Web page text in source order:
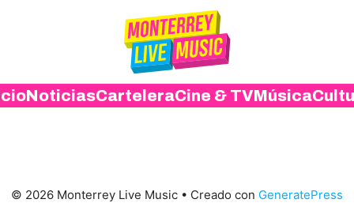
NoticiasCarteleraCine & TVMúsica
© 2026 Monterrey Live Music • Creado con GeneratePress